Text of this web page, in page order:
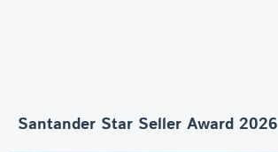
Santander Star Seller Award 2026